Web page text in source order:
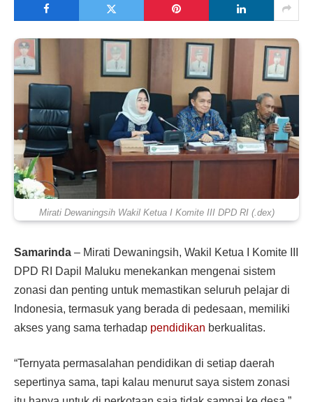
Mirati Dewaningsih Wakil Ketua I Komite III DPD RI (.dex)
Samarinda – Mirati Dewaningsih, Wakil Ketua I Komite III
DPD RI Dapil Maluku menekankan mengenai sistem
zonasi dan penting untuk memastikan seluruh pelajar di
Indonesia, termasuk yang berada di pedesaan, memiliki
akses yang sama terhadap pendidikan berkualitas.
“Ternyata permasalahan pendidikan di setiap daerah
sepertinya sama, tapi kalau menurut saya sistem zonasi